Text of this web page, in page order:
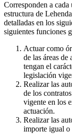
Corresponden a
estructura de
detalladas en los
siguientes funciones
Actuar como
de las áreas de
tengan el
legislación
Realizar las
de los
vigente en los
actuación.
Realizar las
importe igual o